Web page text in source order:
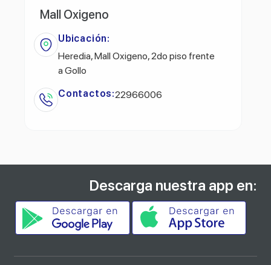
Mall Oxigeno
Ubicación:
Heredia, Mall Oxigeno, 2do piso frente
a Gollo
Contactos:22966006
Descarga nuestra app en: